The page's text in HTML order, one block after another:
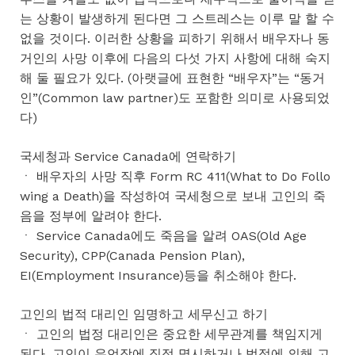
는 상황이 발생하게 된다면 그 스트레스는 이루 말 할 수
없을 것이다. 이러한 상황을 피하기 위해서 배우자나 동
거인의 사망 이후에 다음의 다섯 가지 사항에 대해 숙지
해 둘 필요가 있다. (아랫글에 표현한 “배우자”는 “동거
인”(Common law partner)도 포함한 의미로 사용되었
다)
국세청과 Service Canada에 연락하기
ㆍ 배우자의 사망 직후 Form RC 411(What to Do Follo
wing a Death)을 작성하여 국세청으로 보내 고인의 죽
음을 정부에 알려야 한다.
ㆍ Service Canada에도 죽음을 알려 OAS(Old Age
Security), CPP(Canada Pension Plan),
EI(Employment Insurance)등을 취소해야 한다.
고인의 법적 대리인 임명하고 세무신고 하기
ㆍ 고인의 법정 대리인은 중요한 세무관계를 책임지게